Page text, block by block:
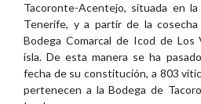
Tacoronte-Acentejo, situada en
Tenerife, y a partir de la
Bodega Comarcal de Icod de
isla. De esta manera se ha
fecha de su constitución, a 803
pertenecen a la Bodega de